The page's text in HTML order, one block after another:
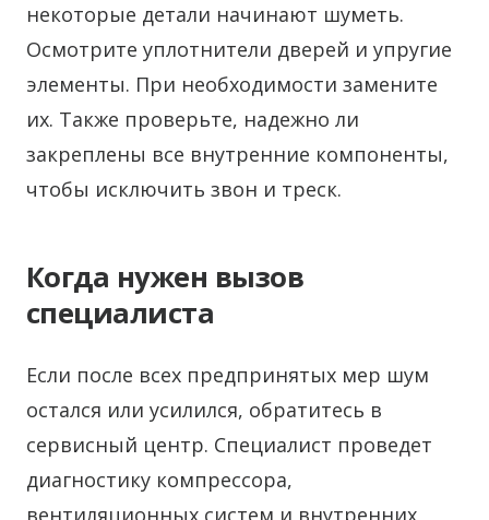
некоторые детали начинают шуметь.
Осмотрите уплотнители дверей и упругие
элементы. При необходимости замените
их. Также проверьте, надежно ли
закреплены все внутренние компоненты,
чтобы исключить звон и треск.
Когда нужен вызов
специалиста
Если после всех предпринятых мер шум
остался или усилился, обратитесь в
сервисный центр. Специалист проведет
диагностику компрессора,
вентиляционных систем и внутренних